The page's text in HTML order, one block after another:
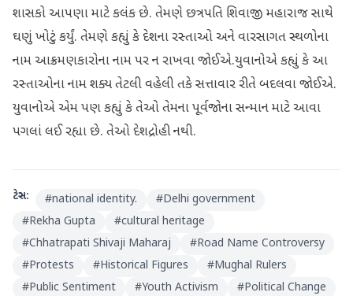
શાસકો આપણા માટે કલંક છે. તેમણે છત્રપતિ શિવાજી મહારાજ સાથે
ઘણું ખોટું કર્યું. તેમણે કહ્યું કે દેશના રસ્તાઓ અને વારસાગત સ્થળોના
નામ આક્રમણકારોના નામ પર ન રાખવા જોઈએ.યુવાનોએ કહ્યું કે આ
રસ્તાઓના નામ શક્ય તેટલી વહેલી તકે સત્તાવાર રીતે બદલવા જોઈએ.
યુવાનોએ એમ પણ કહ્યું કે તેઓ તેમના પૂર્વજોના સન્માન માટે આવા
પગલાં લઈ રહ્યા છે. તેઓ દેશદ્રોહી નથી.
ટેગ્સ: #national identity. #Delhi government
#Rekha Gupta #cultural heritage
#Chhatrapati Shivaji Maharaj #Road Name Controversy
#Protests #Historical Figures #Mughal Rulers
#Public Sentiment #Youth Activism #Political Change